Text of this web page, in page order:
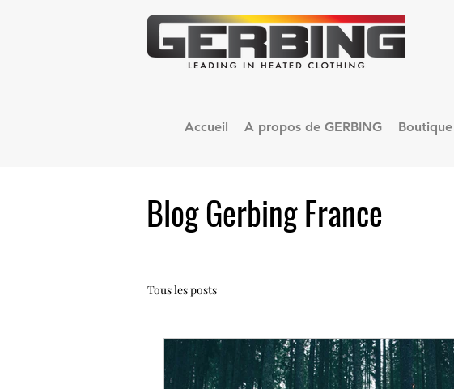
Accueil A propos de GERBING Boutique
Blog Gerbing France
Tous les posts